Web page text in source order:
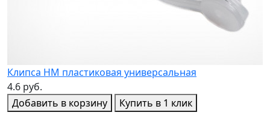
Клипса НМ пластиковая универсальная
4.6 руб.
Добавить в корзину
Купить в 1 клик